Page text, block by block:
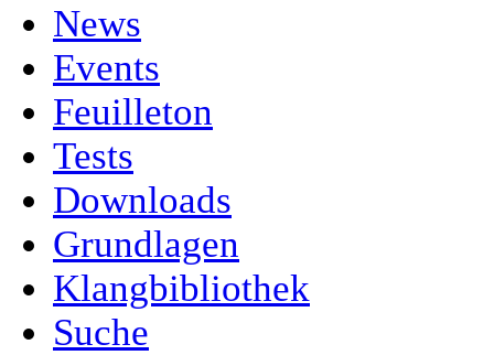
News
Events
Feuilleton
Tests
Downloads
Grundlagen
Klangbibliothek
Suche